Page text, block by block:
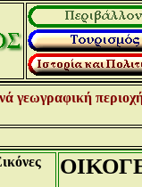
γεωγραφική